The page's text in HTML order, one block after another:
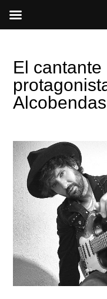
El
Alcobendas